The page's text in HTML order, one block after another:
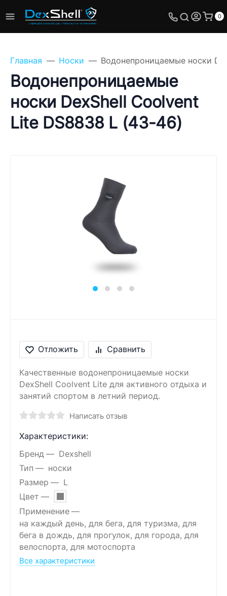
0
Главная Носки Водонепроницаемые носки
Водонепроницаемые
носки DexShell Coolvent
Lite DS8838 L (43-46)
Отложить Сравнить
Качественные водонепроницаемые носки
DexShell Coolvent Lite для активного отдыха и
занятий спортом в летний период.
Написать отзыв
Характеристики:
Бренд
Dexshell
Тип
носки
Размер
L
Цвет
Применение
на каждый день, для бега, для туризма, для
бега в дождь, для прогулок, для города, для
велоспорта, для мотоспорта
Все характеристики
Задайте свой вопрос,
мы обязательно